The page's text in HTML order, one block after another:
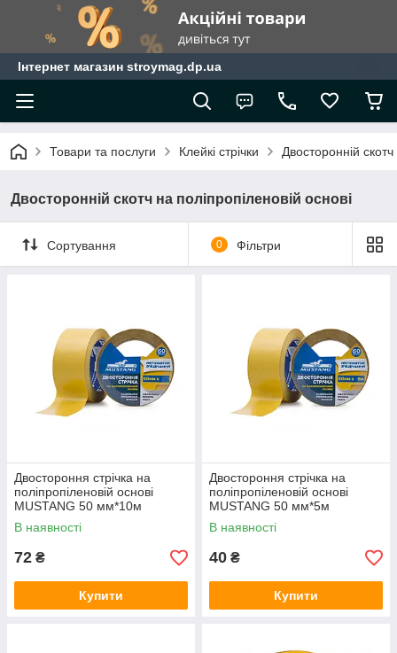
Інтернет магазин stroymag.dp.ua
Товари та послуги Клейкі стрічки Двосторонній
Двосторонній скотч на поліпропіленовій основі
Сортування 0 Фільтри
Двостороння стрічка на
поліпропіленовій основі
MUSTANG 50 мм*10м
(DPP5010)
В наявності
72 ₴
Купити
Двостороння стрічка на
поліпропіленовій основі
MUSTANG 50 мм*5м
(DPP505)
В наявності
40 ₴
Купити